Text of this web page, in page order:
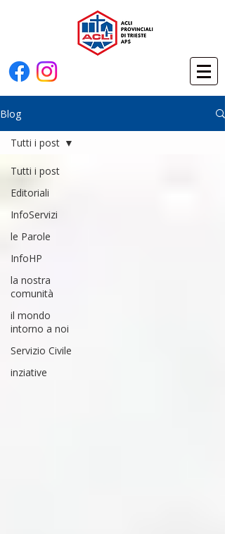
Blog
Tutti i post
Editoriali
InfoServizi
le Parole
InfoHP
la nostra
comunità
il mondo
intorno a noi
Servizio Civile
inziative
Tutti i post